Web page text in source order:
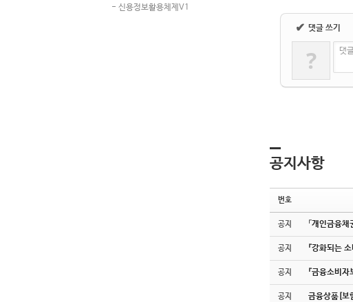
- 신용정보활용체제V1
✔ 댓글 쓰기
? 댓
공지사항
번호
공지 「개인금융
공지 『강화되는
공지 『금융소비자
공지 금융상품[보